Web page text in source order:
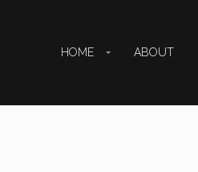
HOME ABOUT